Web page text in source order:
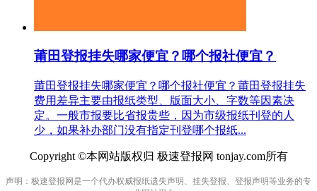
莆田登报挂失哪家便宜？哪个报社便宜？
莆田登报挂失哪家便宜？哪个报社便宜？莆田登报挂失
费用差异主要由报纸类型、版面大小、字数等因素决
定。一般市报要比省报贵些，因为市级报纸刊登的人
少，如果补办部门没有指定刊登哪个报纸...
Copyright ©本网站版权归 极速登报网 tonjay.com所有
声明：极速登报网是一个代办权威报纸遗失声明、挂失登报、登报声明等业务的专